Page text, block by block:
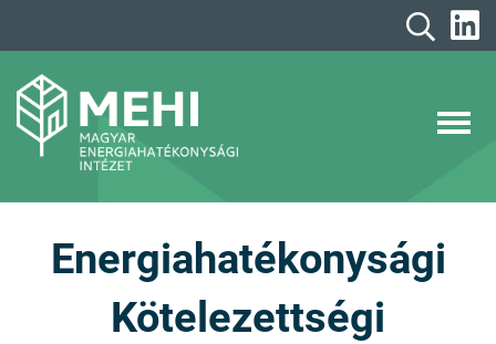
Energiahatékonysági
Kötelezettségi